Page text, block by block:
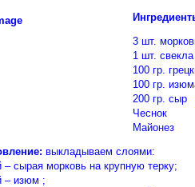
3 шт.
1 шт. свекла
100 гр.
100 гр.
200 гр. сыр
Чеснок
Майонез
выкладываем слоями:
– сырая морковь на крупную терку;
– изюм ;